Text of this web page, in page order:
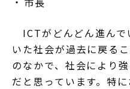
ICTがどんどん進んで
いた社会が過去に戻る
のなかで、社会により
だと思っています。特